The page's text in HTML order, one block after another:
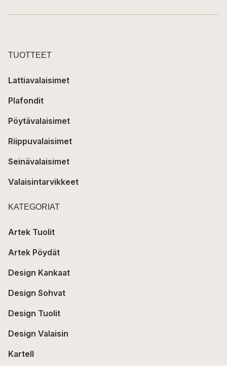
TUOTTEET
Lattiavalaisimet
Plafondit
Pöytävalaisimet
Riippuvalaisimet
Seinävalaisimet
Valaisintarvikkeet
KATEGORIAT
Artek Tuolit
Artek Pöydät
Design Kankaat
Design Sohvat
Design Tuolit
Design Valaisin
Kartell